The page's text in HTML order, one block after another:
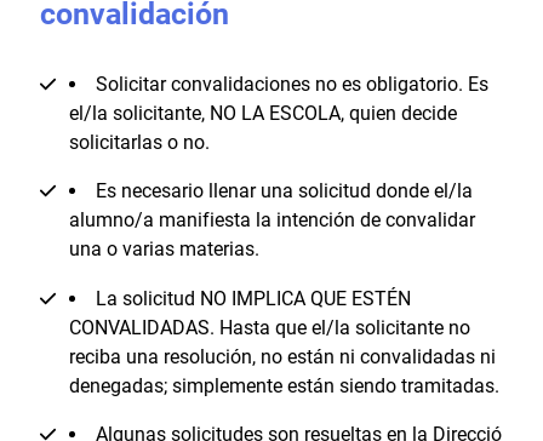
convalidación​
Solicitar convalidaciones no es obligatorio. Es
el/la solicitante, NO LA ESCOLA, quien decide
solicitarlas o no.
Es necesario llenar una solicitud donde el/la
alumno/a manifiesta la intención de convalidar
una o varias materias.
La solicitud NO IMPLICA QUE ESTÉN
CONVALIDADAS. Hasta que el/la solicitante no
reciba una resolución, no están ni convalidadas ni
denegadas; simplemente están siendo tramitadas.
Algunas solicitudes son resueltas en la Direcció